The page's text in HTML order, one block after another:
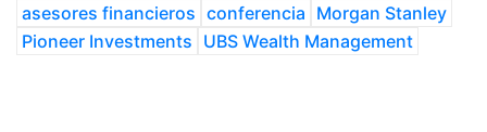
asesores financieros conferencia Morgan Stanley
Pioneer Investments UBS Wealth Management